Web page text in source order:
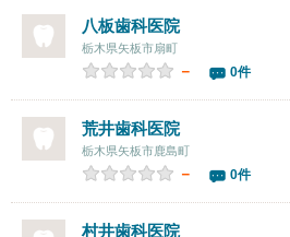
八板歯科医院
栃木県矢板市扇町
－ 0件
荒井歯科医院
栃木県矢板市鹿島町
－ 0件
村井歯科医院